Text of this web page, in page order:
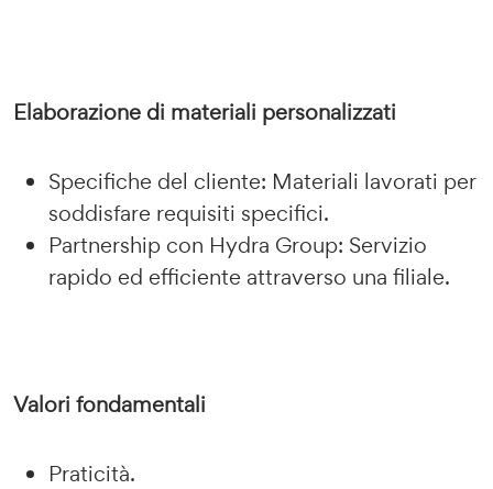
Elaborazione di materiali personalizzati
Specifiche del cliente: Materiali lavorati per
soddisfare requisiti specifici.
Partnership con Hydra Group: Servizio
rapido ed efficiente attraverso una filiale.
Valori fondamentali
Praticità.